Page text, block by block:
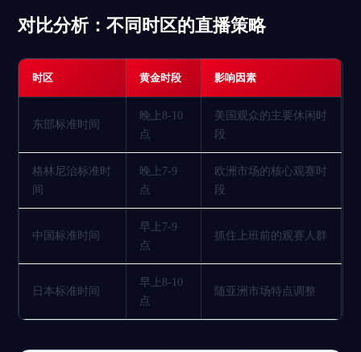
对比分析：不同时区的直播策略
时区 黄金时段 影响因素
东部标准时间
晚上8-10
点
美国观众的主要休闲时
段
格林尼治标准时
间
晚上7-9
点
欧洲市场的核心观赛时
段
中国标准时间
早上7-9
点
抓住上班前的观赛人群
日本标准时间
早上8-10
点
随亚洲市场特点调整